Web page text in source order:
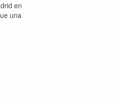
en
una